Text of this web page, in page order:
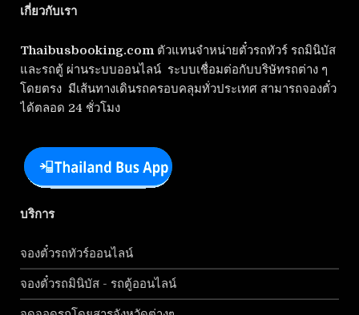
เกี่ยวกับเรา
Thaibusbooking.com ตัวแทนจำหน่ายตั๋วรถทัวร์ รถมินิบัส
และรถตู้ ผ่านระบบออนไลน์ ระบบเชื่อมต่อกับบริษัทรถต่าง ๆ
โดยตรง มีเส้นทางเดินรถครอบคลุมทั่วประเทศ สามารถจองตั๋ว
ได้ตลอด 24 ชั่วโมง
บริการ
จองตั๋วรถทัวร์ออนไลน์
จองตั๋วรถมินิบัส - รถตู้ออนไลน์